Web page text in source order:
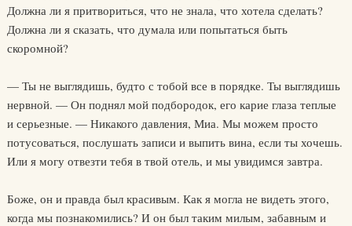
Должна ли я притвориться, что не знала, что хотела сделать?
Должна ли я сказать, что думала или попытаться быть
скоромной?
— Ты не выглядишь, будто с тобой все в порядке. Ты выглядишь
нервной. — Он поднял мой подбородок, его карие глаза теплые
и серьезные. — Никакого давления, Миа. Мы можем просто
потусоваться, послушать записи и выпить вина, если ты хочешь.
Или я могу отвезти тебя в твой отель, и мы увидимся завтра.
Боже, он и правда был красивым. Как я могла не видеть этого,
когда мы познакомились? И он был таким милым, забавным и